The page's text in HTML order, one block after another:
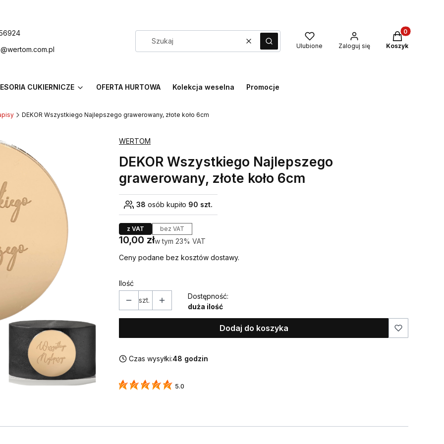
WyczyśćSzukaj Ulubione Zaloguj się
Produkty w
Koszyk
CUKIERNICZE OFERTA HURTOWA Kolekcja weselna Promocje
DEKOR Wszystkiego Najlepszego grawerowany, złote koło 6cm
WERTOM
DEKOR Wszystkiego Najlepszego
grawerowany, złote koło 6cm
38 osób kupiło 90 szt.
z VAT bez VAT
Cena
10,00 złw tym 23% VAT
w tym 23% VAT
Ceny podane bez kosztów dostawy.
Ilość
szt.
Dostępność:
duża ilość
Dodaj do koszyka
Czas wysyłki:48 godzin
5.0